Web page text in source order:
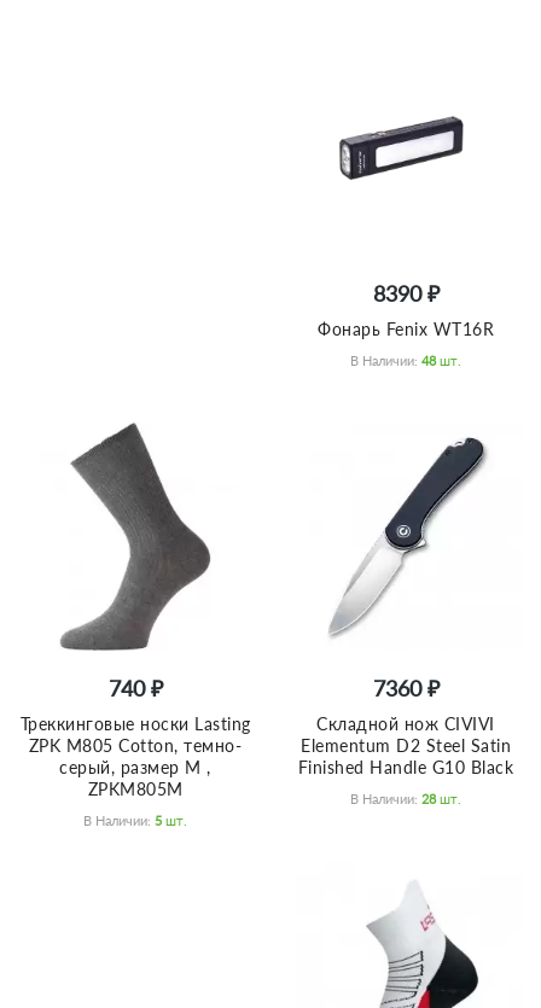
8390 ₽
Фонарь Fenix WT16R
В Наличии: 48 Шт.
740 ₽
Треккинговые носки Lasting
ZPK M805 Cotton, темно-
серый, размер M ,
ZPKM805M
В Наличии: 5 Шт.
7360 ₽
Складной нож CIVIVI
Elementum D2 Steel Satin
Finished Handle G10 Black
В Наличии: 28 Шт.